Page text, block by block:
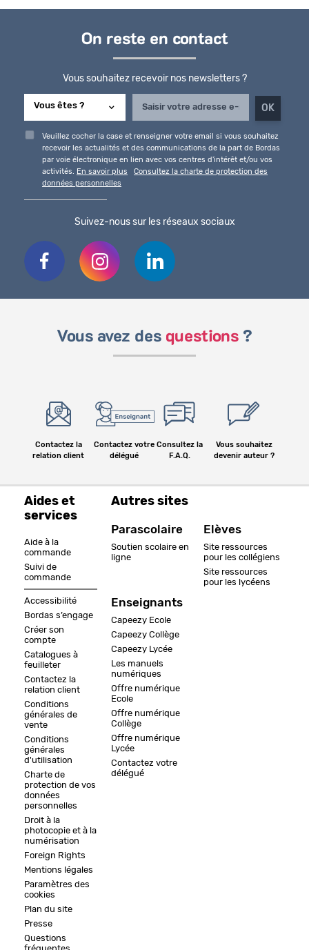
On reste en contact
Vous souhaitez recevoir nos newsletters ?
Veuillez cocher la case et renseigner votre email si vous souhaitez
recevoir les actualités et des communications de la part de Bordas
par voie électronique en lien avec vos centres d'intérêt et/ou vos
activités.
En savoir plus
Consultez la charte de protection des
données personnelles
Suivez-nous sur les réseaux sociaux
Vous avez des questions ?
Contactez la
relation client
Contactez votre
délégué
Consultez la
F.A.Q.
Vous souhaitez
devenir auteur ?
Aides et
services
Aide à la
commande
Suivi de
commande
Accessibilité
Bordas s’engage
Créer son
compte
Catalogues à
feuilleter
Contactez la
relation client
Conditions
générales de
vente
Conditions
générales
d'utilisation
Charte de
protection de vos
données
personnelles
Droit à la
photocopie et à la
numérisation
Foreign Rights
Mentions légales
Paramètres des
cookies
Plan du site
Presse
Questions
Autres sites
Parascolaire
Soutien scolaire en
ligne
Enseignants
Capeezy Ecole
Capeezy Collège
Capeezy Lycée
Les manuels
numériques
Offre numérique
Ecole
Offre numérique
Collège
Offre numérique
Lycée
Contactez votre
délégué
Elèves
Site ressources
pour les collégiens
Site ressources
pour les lycéens